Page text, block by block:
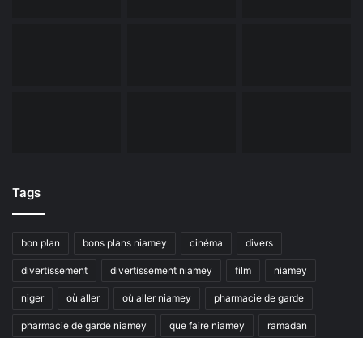
Tags
bon plan bons plans niamey cinéma divers
divertissement divertissement niamey film niamey
niger où aller où aller niamey pharmacie de garde
pharmacie de garde niamey que faire niamey ramadan